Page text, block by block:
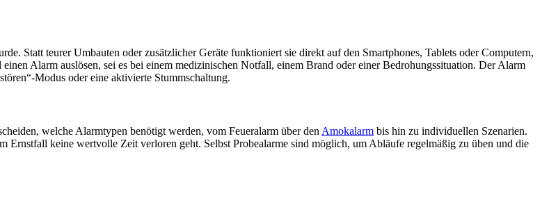
Statt teurer Umbauten oder zusätzlicher Geräte funktioniert sie direkt auf den Smartphones, Tablets oder Computern,
Alarm auslösen, sei es bei einem medizinischen Notfall, einem Brand oder einer Bedrohungssituation. Der Alarm
Modus oder eine aktivierte Stummschaltung.
welche Alarmtypen benötigt werden, vom Feueralarm über den Amokalarm bis hin zu individuellen Szenarien.
Ernstfall keine wertvolle Zeit verloren geht. Selbst Probealarme sind möglich, um Abläufe regelmäßig zu üben und die